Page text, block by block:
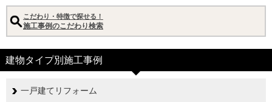
こだわり・特徴で探せる！
施工事例のこだわり検索
建物タイプ別施工事例
一戸建てリフォーム